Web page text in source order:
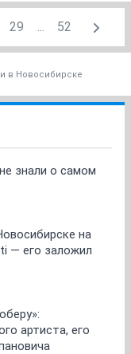
29 ... 52
в Новосибирске
знали о самом
на
— его заложил
артиста, его